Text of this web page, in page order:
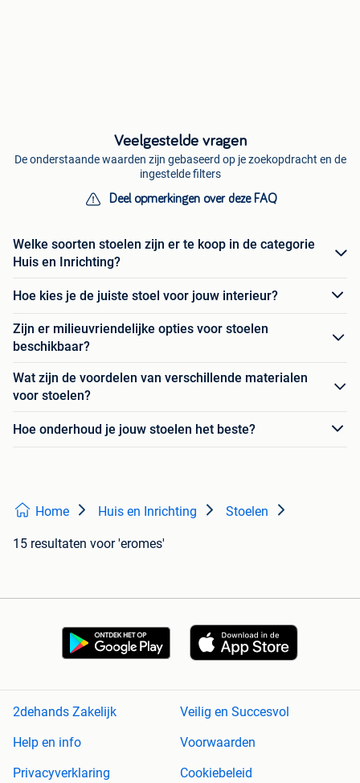
Veelgestelde vragen
De onderstaande waarden zijn gebaseerd op je zoekopdracht en de
ingestelde filters
Deel opmerkingen over deze FAQ
Welke soorten stoelen zijn er te koop in de categorie
Huis en Inrichting?
Hoe kies je de juiste stoel voor jouw interieur?
Zijn er milieuvriendelijke opties voor stoelen
beschikbaar?
Wat zijn de voordelen van verschillende materialen
voor stoelen?
Hoe onderhoud je jouw stoelen het beste?
Home Huis en Inrichting Stoelen
15 resultaten voor 'eromes'
2dehands Zakelijk
Veilig en Succesvol
Help en info
Voorwaarden
Privacyverklaring
Cookiebeleid